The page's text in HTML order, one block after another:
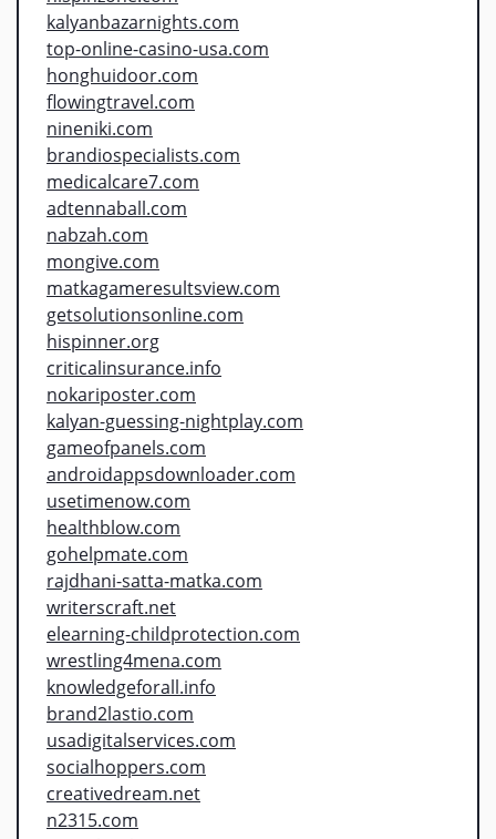
kalyanbazarnights.com
top-online-casino-usa.com
honghuidoor.com
flowingtravel.com
nineniki.com
brandiospecialists.com
medicalcare7.com
adtennaball.com
nabzah.com
mongive.com
matkagameresultsview.com
getsolutionsonline.com
hispinner.org
criticalinsurance.info
nokariposter.com
kalyan-guessing-nightplay.com
gameofpanels.com
androidappsdownloader.com
usetimenow.com
healthblow.com
gohelpmate.com
rajdhani-satta-matka.com
writerscraft.net
elearning-childprotection.com
wrestling4mena.com
knowledgeforall.info
brand2lastio.com
usadigitalservices.com
socialhoppers.com
creativedream.net
n2315.com